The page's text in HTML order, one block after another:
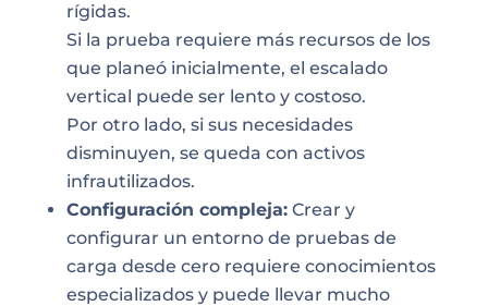
rígidas.
Si la prueba requiere más recursos de los
que planeó inicialmente, el escalado
vertical puede ser lento y costoso.
Por otro lado, si sus necesidades
disminuyen, se queda con activos
infrautilizados.
Configuración compleja:Crear y
configurar un entorno de pruebas de
carga desde cero requiere conocimientos
especializados y puede llevar mucho